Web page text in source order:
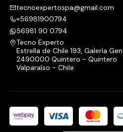
tecnoexpertospa@gmail.com
+56981900794
56981 90 0794
Tecno Experto
Estrella de Chile 193, Galería
2490000 Quintero - Quintero
Valparaíso - Chile